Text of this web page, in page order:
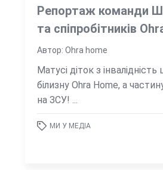
Репортаж команди
та спіпробітників
Автор: Ohra home
Матусі діток з
білизну Ohra Home, а
на ЗСУ! ...
МИ У МЕДІА